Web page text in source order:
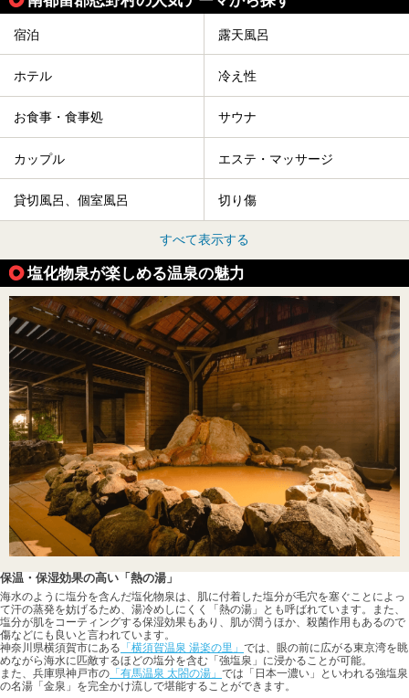
宿泊 露天風呂
ホテル 冷え性
お食事・食事処 サウナ
カップル エステ・マッサージ
貸切風呂、個室風呂 切り傷
すべて表示する
塩化物泉が楽しめる温泉の魅力
保温・保湿効果の高い「熱の湯」
海水のように塩分を含んだ塩化物泉は、肌に付着した塩分が毛穴を塞ぐことによっ
て汗の蒸発を妨げるため、湯冷めしにくく「熱の湯」とも呼ばれています。また、
塩分が肌をコーティングする保湿効果もあり、肌が潤うほか、殺菌作用もあるので
傷などにも良いと言われています。
神奈川県横須賀市にある 「横須賀温泉 湯楽の里」 では、眼の前に広がる東京湾を眺
めながら海水に匹敵するほどの塩分を含む「強塩泉」に浸かることが可能。
また、兵庫県神戸市の 「有馬温泉 太閤の湯」 では「日本一濃い」といわれる強塩泉
の名湯「金泉」を完全かけ流しで堪能することができます。